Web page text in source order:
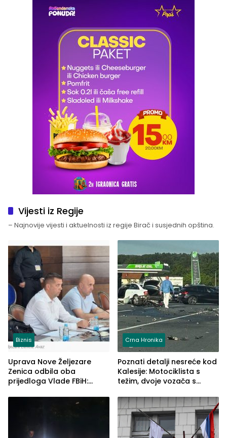
Vijesti iz Regije
– Najnovije vijesti i aktuelnosti iz regije Birač i susjednih opština.
Biznis
Uprava Nove Željezare
Zenica odbila oba
prijedloga Vlade FBiH:
rješenje
Crna Hronika
Poznati detalji nesreće kod
Kalesije: Motociklista s
težim, dvoje vozača s